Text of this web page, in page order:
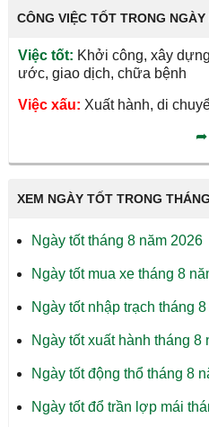
CÔNG VIỆC TỐT TRONG NGÀY
Việc tốt: Khởi công, xây
ước, giao dịch, chữa bệnh
Việc xấu: Xuất hành, di
XEM NGÀY TỐT TRONG THÁNG
Ngày tốt tháng 8 năm 2026
Ngày tốt mua xe tháng 8
Ngày tốt nhập trạch tháng
Ngày tốt xuất hành tháng 8
Ngày tốt động thổ tháng 8
Ngày tốt đổ trần lợp mái